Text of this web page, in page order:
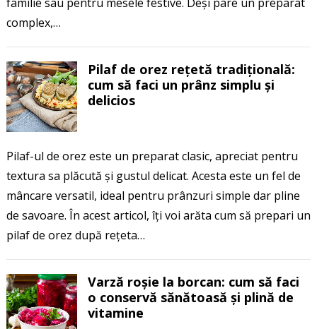
complex,…
Pilaf de orez rețetă tradițională:
cum să faci un prânz simplu și
delicios
Pilaf-ul de orez este un preparat clasic, apreciat pentru
textura sa plăcută și gustul delicat. Acesta este un fel de
mâncare versatil, ideal pentru prânzuri simple dar pline
de savoare. În acest articol, îți voi arăta cum să prepari un
pilaf de orez după rețeta…
Varză roșie la borcan: cum să faci
o conservă sănătoasă și plină de
vitamine